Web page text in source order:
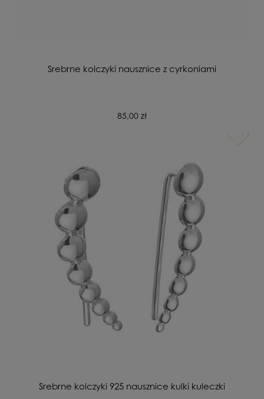
Srebrne kolczyki nausznice z cyrkoniami
85,00 zł
Srebrne kolczyki 925 nausznice kulki kuleczki